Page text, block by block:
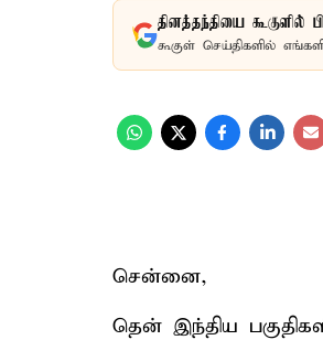
தினத்தந்தியை கூகுளில்
கூகுள் செய்திகளில்
சென்னை,
தென் இந்திய